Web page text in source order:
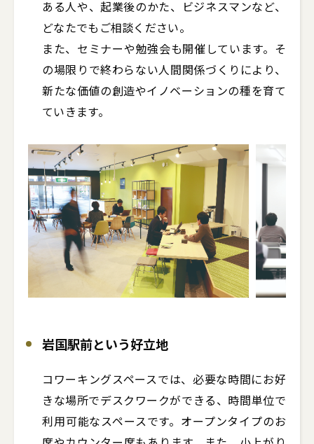
ある人や、起業後のかた、ビジネスマンなど、
どなたでもご相談ください。
また、セミナーや勉強会も開催しています。そ
の場限りで終わらない人間関係づくりにより、
新たな価値の創造やイノベーションの種を育て
岩国駅前という好立地
コワーキングスペースでは、必要な時間にお好
きな場所でデスクワークができる、時間単位で
利用可能なスペースです。オープンタイプのお